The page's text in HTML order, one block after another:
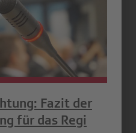
Fazit der
für das Regi